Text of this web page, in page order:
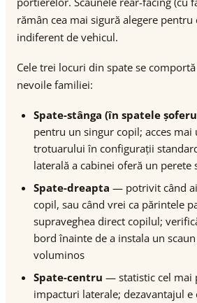
rămân cea mai sigură alegere
indiferent de vehicul.
Cele trei locuri din spate se
nevoile familiei:
Spate-stânga (în spatele
pentru un singur copil; acces mai
trotuarului în configurații
laterală a cabinei oferă un perete
Spate-dreapta — potrivit când
copil, sau când vrei ca părintele
supraveghea direct copilul;
bord înainte de a instala un
voluminos
Spate-centru — statistic cel mai
impacturi laterale; dezavantajul e